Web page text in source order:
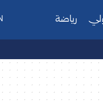
رياضة